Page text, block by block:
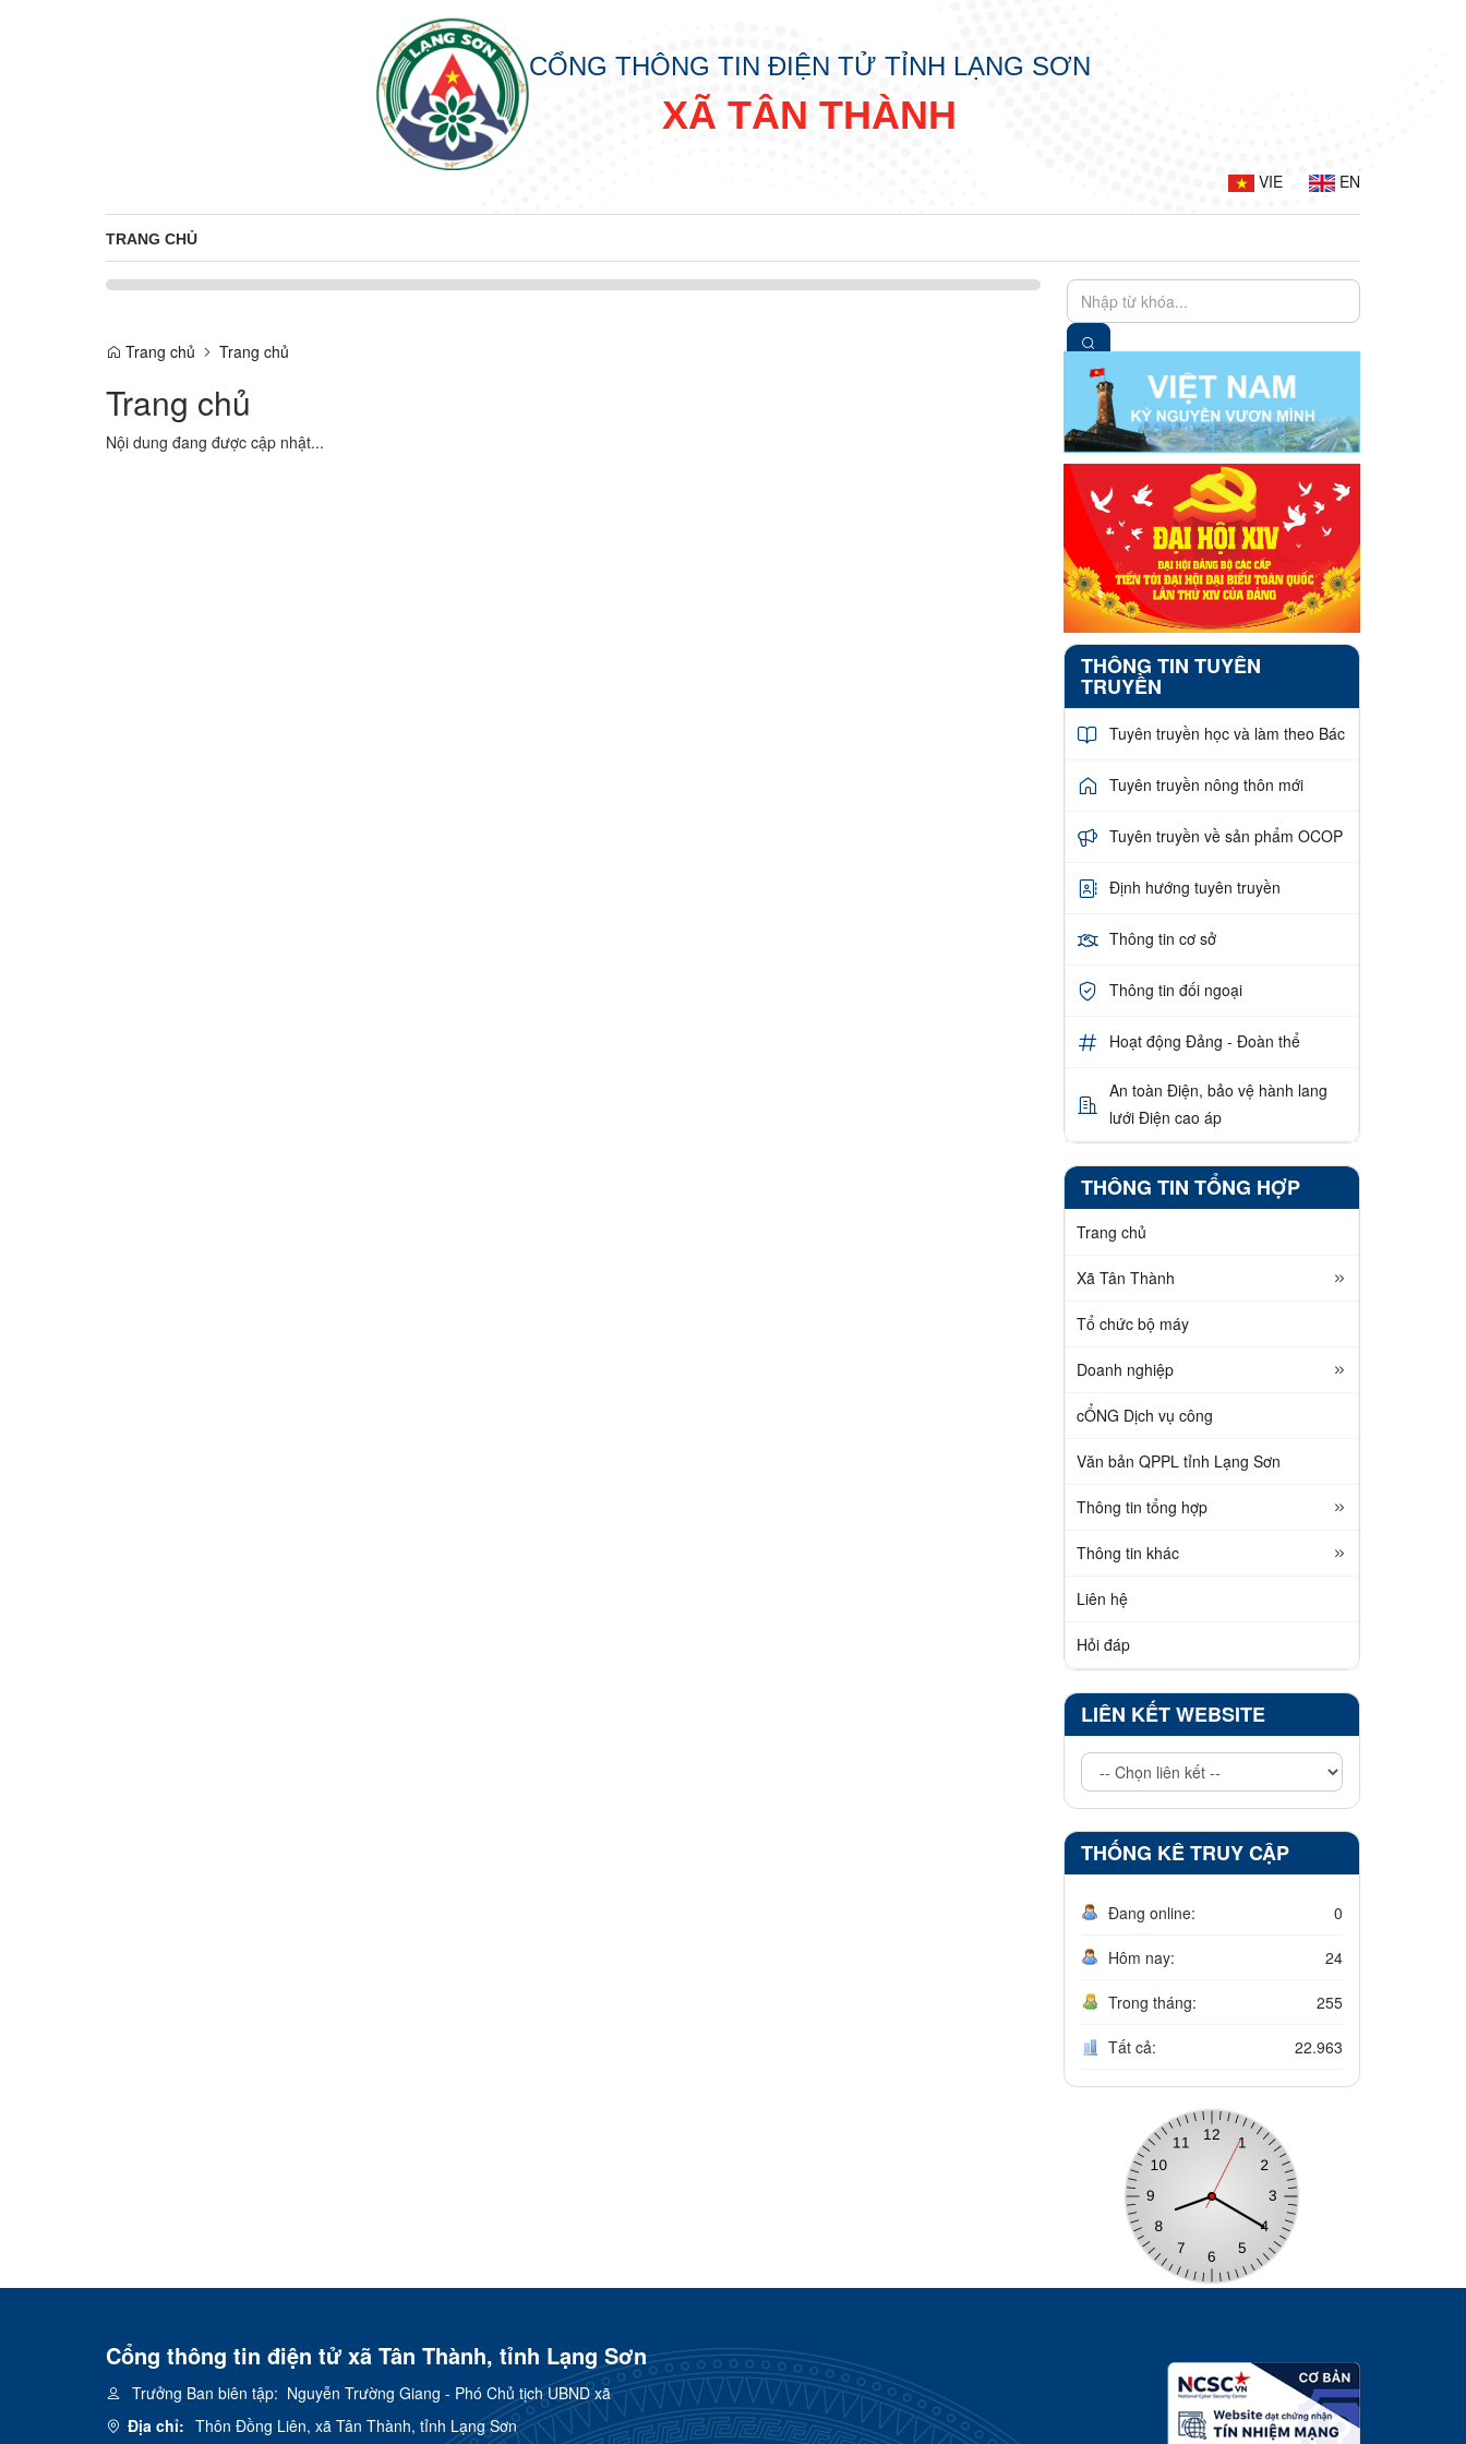
CỔNG THÔNG TIN ĐIỆN TỬ TỈNH LẠNG SƠN
XÃ TÂN THÀNH
VIE EN
TRANG CHỦ
Trang chủ Trang chủ
Trang chủ
Nội dung đang được cập nhật...
THÔNG TIN TUYÊN
TRUYỀN
Tuyên truyền học và làm theo Bác
Tuyên truyền nông thôn mới
Tuyên truyền về sản phẩm OCOP
Định hướng tuyên truyền
Thông tin cơ sở
Thông tin đối ngoại
Hoạt động Đảng - Đoàn thể
An toàn Điện, bảo vệ hành lang
lưới Điện cao áp
THÔNG TIN TỔNG HỢP
Trang chủ
Xã Tân Thành
Tổ chức bộ máy
Doanh nghiệp
cỔNG Dịch vụ công
Văn bản QPPL tỉnh Lạng Sơn
Thông tin tổng hợp
Thông tin khác
Liên hệ
Hỏi đáp
LIÊN KẾT WEBSITE
THỐNG KÊ TRUY CẬP
Đang online: 0
Hôm nay: 24
Trong tháng: 255
Tất cả: 22.963
Cổng thông tin điện tử xã Tân Thành, tỉnh Lạng Sơn
Trưởng Ban biên tập: Nguyễn Trường Giang - Phó Chủ tịch UBND xã
Địa chỉ: Thôn Đồng Liên, xã Tân Thành, tỉnh Lạng Sơn